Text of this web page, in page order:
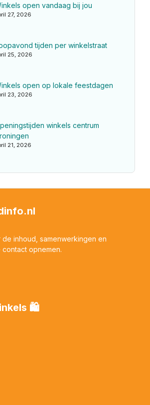
open vandaag bij jou
27, 2026
tijden per winkelstraat
25, 2026
open op lokale feestdagen
23, 2026
winkels centrum
21, 2026
inhoud, samenwerkingen en
opnemen.
🛍